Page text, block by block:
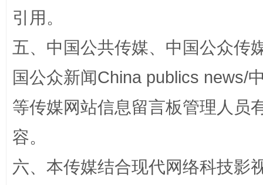
扯下公款旅游的“隐身衣” 如何以
引用。
五、中国公共传媒、中国公众传
国公众新闻China publics news/
等传媒网站信息留言板管理人员
容。
六、本传媒结合现代网络科技影